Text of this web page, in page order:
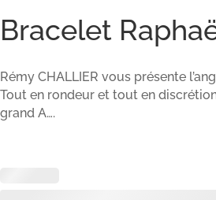
Bracelet
Rémy CHALLIER vous présente
Tout en rondeur et tout en
grand A….